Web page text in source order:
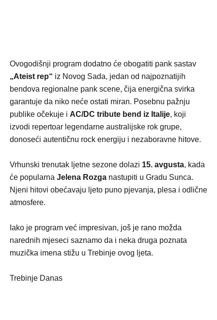
Ovogodišnji program dodatno će obogatiti pank sastav
„Ateist rep“ iz Novog Sada, jedan od najpoznatijih
bendova regionalne pank scene, čija energična svirka
garantuje da niko neće ostati miran. Posebnu pažnju
publike očekuje i AC/DC tribute bend iz Italije, koji
izvodi repertoar legendarne australijske rok grupe,
donoseći autentičnu rock energiju i nezaboravne hitove.
Vrhunski trenutak ljetne sezone dolazi 15. avgusta, kada
će popularna Jelena Rozga nastupiti u Gradu Sunca.
Njeni hitovi obećavaju ljeto puno pjevanja, plesa i odlične
atmosfere.
Iako je program već impresivan, još je rano možda
narednih mjeseci saznamo da i neka druga poznata
muzička imena stižu u Trebinje ovog ljeta.
Trebinje Danas